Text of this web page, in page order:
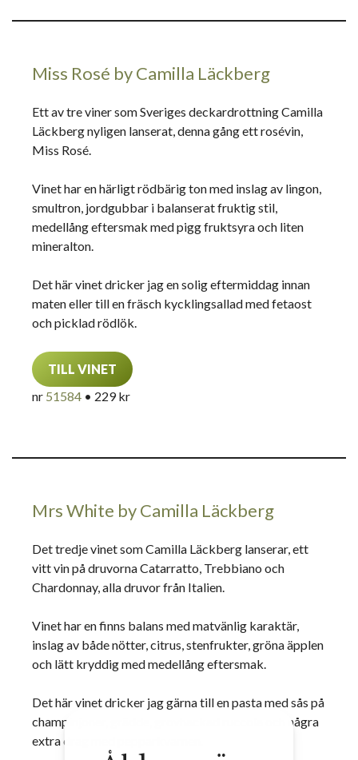
Miss Rosé by Camilla Läckberg
Ett av tre viner som Sveriges deckardrottning Camilla
Läckberg nyligen lanserat, denna gång ett rosévin,
Miss Rosé.
Vinet har en härligt rödbärig ton med inslag av lingon,
smultron, jordgubbar i balanserat fruktig stil,
medellång eftersmak med pigg fruktsyra och liten
mineralton.
Det här vinet dricker jag en solig eftermiddag innan
maten eller till en fräsch kycklingsallad med fetaost
och picklad rödlök.
TILL VINET
nr 51584 • 229 kr
Mrs White by Camilla Läckberg
Det tredje vinet som Camilla Läckberg lanserar, ett
vitt vin på druvorna Catarratto, Trebbiano och
Chardonnay, alla druvor från Italien.
Vinet har en finns balans med matvänlig karaktär,
inslag av både nötter, citrus, stenfrukter, gröna äpplen
och lätt kryddig med medellång eftersmak.
Det här vinet dricker jag gärna till en pasta med sås på
champinjoner, grädde, grovhackad ruccola och några
extra drag med pepparkvarnen.